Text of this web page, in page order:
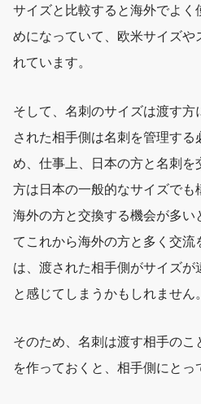
サイズと比較すると海外でよく
めになっていて、欧米サイズ
れています。
そして、名刺のサイズは渡す
された相手側は名刺を管理する
め、仕事上、日本の方と名刺を
方は日本の一般的なサイズでも
海外の方と交換する機会が多い
てこれから海外の方と多く交
は、渡された相手側がサイズ
と感じてしまうかもしれません。
そのため、名刺は渡す相手の
を作っておくと、相手側にとっ